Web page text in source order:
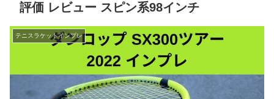
評価 レビュー スピン系98インチ
テニスラケットインプレ